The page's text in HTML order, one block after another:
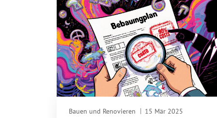
Bauen und Renovieren 15 Mär 2025